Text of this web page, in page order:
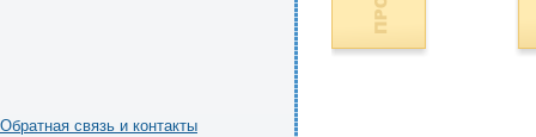
Обратная связь и контакты